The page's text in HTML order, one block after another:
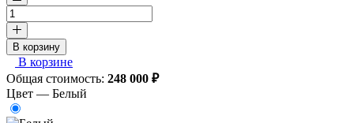
В корзину
В корзине
Общая стоимость: 248 000 ₽
Цвет — Белый